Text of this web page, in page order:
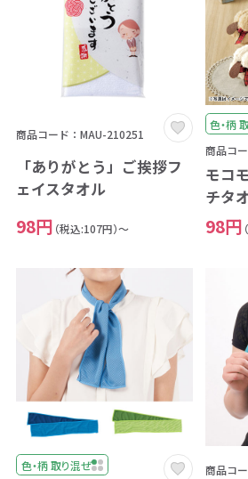
商品コード：MAU-210251
「ありがとう」ご挨拶フ
ェイスタオル
98円 （税込:107円）～
色・柄
商品コ
モコ
チタ
98円
色・柄 取り混ぜ
商品コ